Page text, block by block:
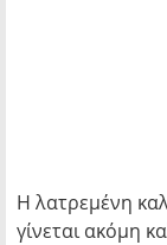
Η λατρεμένη
γίνεται ακόμη